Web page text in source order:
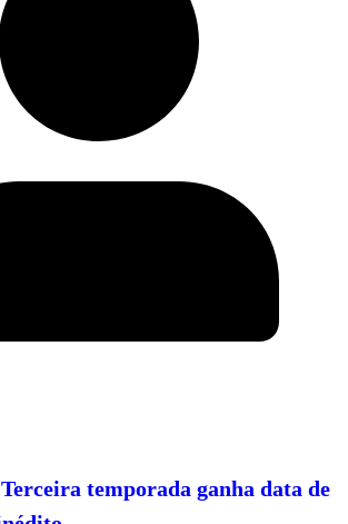
temporada ganha data de